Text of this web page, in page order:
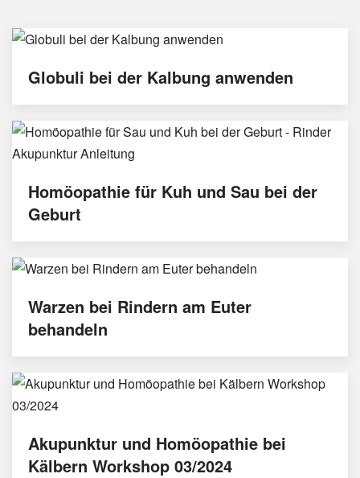
Globuli bei der Kalbung anwenden
Homöopathie für Kuh und Sau bei der
Geburt
Warzen bei Rindern am Euter
behandeln
Akupunktur und Homöopathie bei
Kälbern Workshop 03/2024